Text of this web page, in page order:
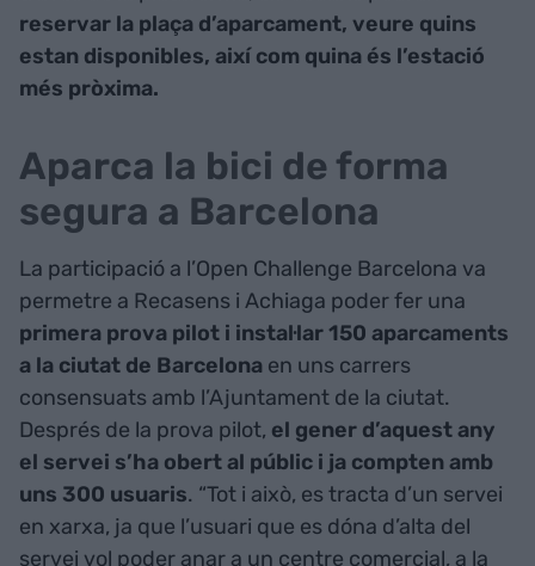
reservar la plaça d’aparcament, veure quins
estan disponibles, així com quina és l’estació
més pròxima.
Aparca la bici de forma
segura a Barcelona
La participació a l’Open Challenge Barcelona va
permetre a Recasens i Achiaga poder fer una
primera prova pilot i instal·lar 150 aparcaments
a la ciutat de Barcelona en uns carrers
consensuats amb l’Ajuntament de la ciutat.
Després de la prova pilot, el gener d’aquest any
el servei s’ha obert al públic i ja compten amb
uns 300 usuaris. “Tot i això, es tracta d’un servei
en xarxa, ja que l’usuari que es dóna d’alta del
servei vol poder anar a un centre comercial, a la